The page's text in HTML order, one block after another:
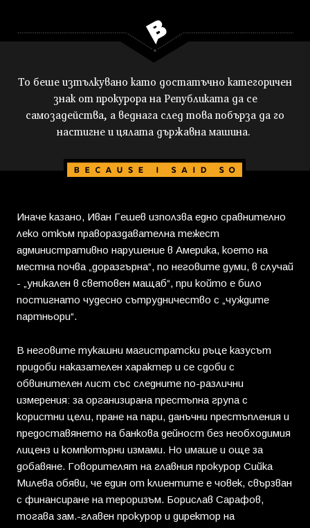
То беше изтълкувано като достатъчно категоричен
знак от прокурора на Републиката да се
самозадейства, а веднага след това побърза да го
настигне и цялата държавна машина.
Иначе казано, Иван Гешев използва едно сравнително
леко откъм правораздавателна тежест
административно нарушение в Америка, което на
местна почва „доразгърна“, по неговите думи, в случай
- „уникален в световен мащаб“, при който е било
постигнато чудесно сътрудничество с „чуждите
партньори“.
В неговите тукашни магистратски ръце казусът
придоби наказателен характер и се сдоби с
обвинителен лист със следните по-различни
измерения: за организирана престъпна група с
користни цели, пране на пари, данъчни престъпления и
предоставянето на банкова дейност без необходимия
лиценз и компютърни измами. Но имаше и още за
добавяне. Говорителят на главния прокурор Сийка
Милева обяви, че един от клиентите е човек, свързван
с финансиране на тероризъм. Борислав Сарафов,
тогава зам.-главен прокурор и директор на